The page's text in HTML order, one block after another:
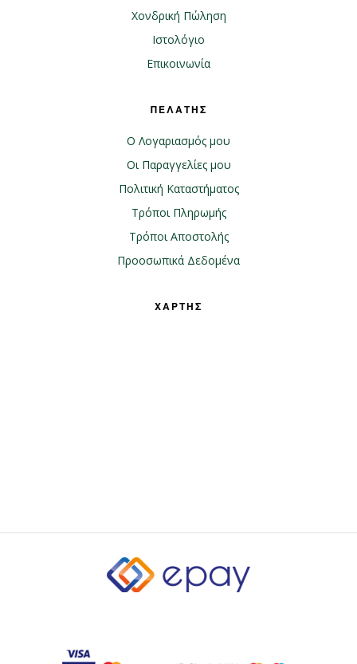
Χονδρική Πώληση
Ιστολόγιο
Επικοινωνία
ΠΕΛΑΤΗΣ
Ο Λογαριασμός μου
Οι Παραγγελίες μου
Πολιτική Καταστήματος
Τρόποι Πληρωμής
Τρόποι Αποστολής
Προοσωπικά Δεδομένα
ΧΑΡΤΗΣ